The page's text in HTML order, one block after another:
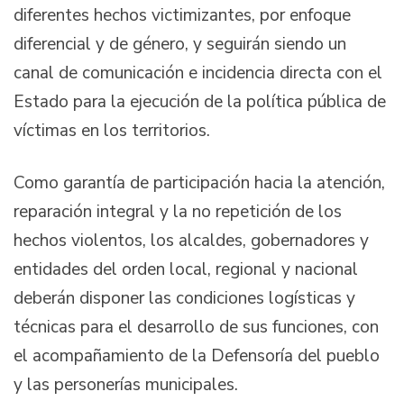
diferentes hechos victimizantes, por enfoque
diferencial y de género, y seguirán siendo un
canal de comunicación e incidencia directa con el
Estado para la ejecución de la política pública de
víctimas en los territorios.
Como garantía de participación hacia la atención,
reparación integral y la no repetición de los
hechos violentos, los alcaldes, gobernadores y
entidades del orden local, regional y nacional
deberán disponer las condiciones logísticas y
técnicas para el desarrollo de sus funciones, con
el acompañamiento de la Defensoría del pueblo
y las personerías municipales.